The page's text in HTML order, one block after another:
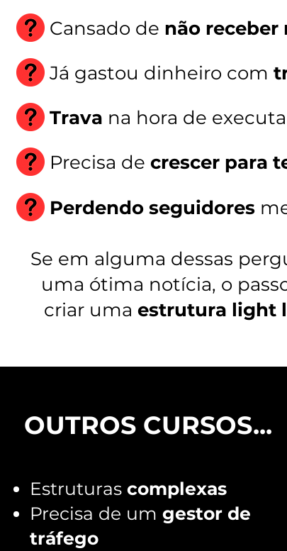
Cansado de não
Já gastou dinheiro com
Trava na hora de
Precisa de crescer para
Perdendo seguidores
Se em alguma dessas
uma ótima notícia, o
criar uma estrutura light
OUTROS CURSOS...
Estruturas complexas
Precisa de um gestor de
tráfego